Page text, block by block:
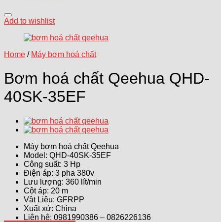
Add to wishlist
Home / Máy bơm hoá chất
Bơm hoá chất Qeehua QHD-
40SK-35EF
Máy bơm hoá chất Qeehua
Model: QHD-40SK-35EF
Công suất: 3 Hp
Điện áp: 3 pha 380v
Lưu lượng: 360 lít/min
Cột áp: 20 m
Vật Liệu: GFRPP
Xuất xứ: China
Liên hệ: 0981990386 – 0826226136